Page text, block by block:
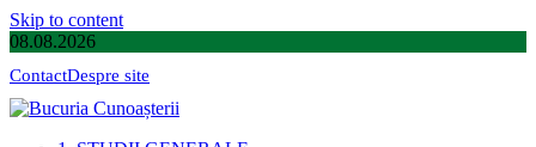
Skip to content
08.08.2026
ContactDespre site